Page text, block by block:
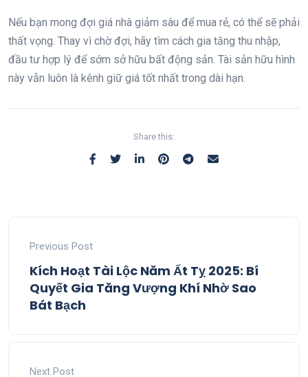
Nếu bạn mong đợi giá nhà giảm sâu để mua rẻ, có thể sẽ phải
thất vọng. Thay vì chờ đợi, hãy tìm cách gia tăng thu nhập,
đầu tư hợp lý để sớm sở hữu bất động sản. Tài sản hữu hình
này vẫn luôn là kênh giữ giá tốt nhất trong dài hạn.
Share this:
Previous Post
Kích Hoạt Tài Lộc Năm Ất Tỵ 2025: Bí
Quyết Gia Tăng Vượng Khí Nhờ Sao
Bát Bạch
Next Post